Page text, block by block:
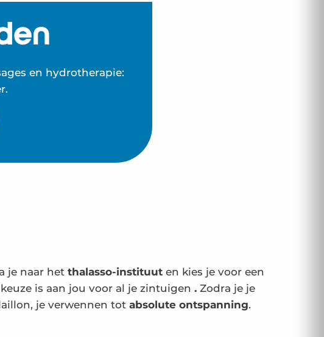
en hydrotherapie:
je naar het thalasso-instituut en kies je voor een
is aan jou voor al je zintuigen . Zodra je je
je verwennen tot absolute ontspanning.